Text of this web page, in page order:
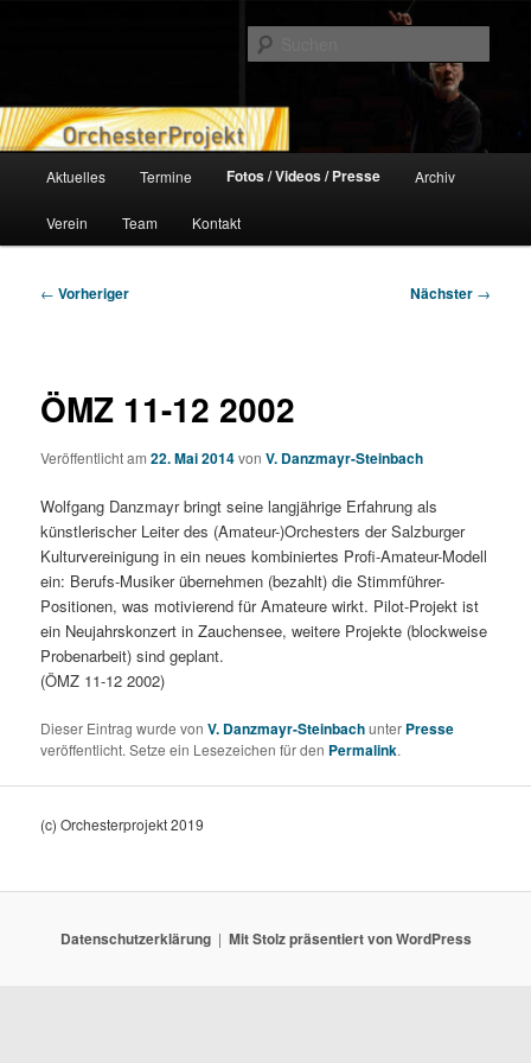
Orchesterprojekt
Aktuelles Termine Fotos / Videos / Presse Archiv
Verein Team Kontakt
Beitragsnavigation
← Vorheriger Nächster →
ÖMZ 11-12 2002
Veröffentlicht am22. Mai 2014vonV. Danzmayr-Steinbach
Wolfgang Danzmayr bringt seine langjährige Erfahrung als
künstlerischer Leiter des (Amateur-)Orchesters der Salzburger
Kulturvereinigung in ein neues kombiniertes Profi-Amateur-Modell
ein: Berufs-Musiker übernehmen (bezahlt) die Stimmführer-
Positionen, was motivierend für Amateure wirkt. Pilot-Projekt ist
ein Neujahrskonzert in Zauchensee, weitere Projekte (blockweise
Probenarbeit) sind geplant.
(ÖMZ 11-12 2002)
Dieser Eintrag wurde vonV. Danzmayr-Steinbachunter Presse
veröffentlicht. Setze ein Lesezeichen für den Permalink.
(c) Orchesterprojekt 2019
Datenschutzerklärung Mit Stolz präsentiert von WordPress